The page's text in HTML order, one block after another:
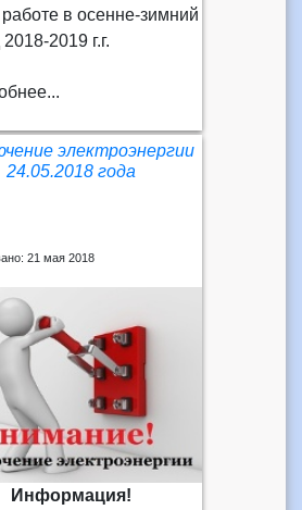
работе в осенне-зимний
2018-2019 г.г.
электроэнергии
24.05.2018 года
21 мая 2018
Информация!